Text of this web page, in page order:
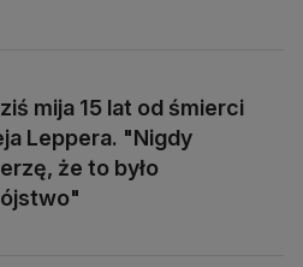
mija 15 lat od śmierci
Leppera. "Nigdy
że to było